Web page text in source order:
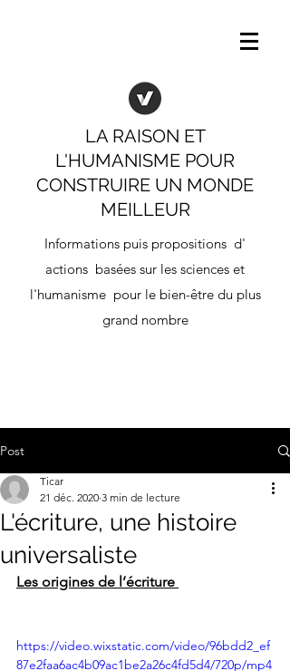
LA RAISON ET
L'HUMANISME POUR
CONSTRUIRE UN MONDE
MEILLEUR
Informations puis propositions d'
actions basées sur les sciences et
l'humanisme pour le bien-être du plus
grand nombre
Post
L'écriture, une histoire
universaliste
Ticar
21 déc. 2020 3 min de lecture
Les origines de l’écriture
https://video.wixstatic.com/video/96bdd2_ef
87e2faa6ac4b09ac1be2a26c4fd5d4/720p/mp4